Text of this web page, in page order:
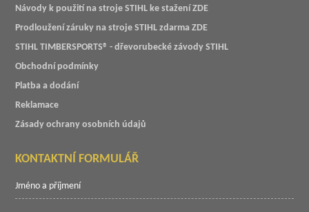
Návody k použití na stroje STIHL ke stažení ZDE
Prodloužení záruky na stroje STIHL zdarma ZDE
STIHL TIMBERSPORTS® - dřevorubecké závody STIHL
Obchodní podmínky
Platba a dodání
Reklamace
Zásady ochrany osobních údajů
KONTAKTNÍ FORMULÁŘ